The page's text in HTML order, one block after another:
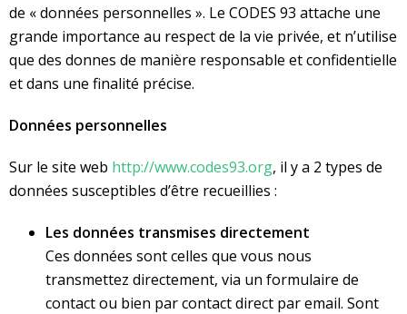
de « données personnelles ». Le CODES 93 attache une
grande importance au respect de la vie privée, et n’utilise
que des donnes de manière responsable et confidentielle
et dans une finalité précise.
Données personnelles
Sur le site web http://www.codes93.org, il y a 2 types de
données susceptibles d’être recueillies :
Les données transmises directement
Ces données sont celles que vous nous
transmettez directement, via un formulaire de
contact ou bien par contact direct par email. Sont